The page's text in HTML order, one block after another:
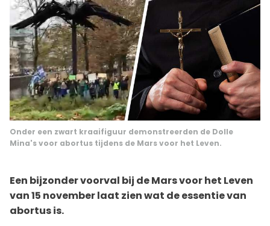
Onder een zwart kraaifiguur demonstreerden de Dolle
Mina's voor abortus tijdens de Mars voor het Leven.
Een bijzonder voorval bij de Mars voor het Leven
van 15 november laat zien wat de essentie van
abortus is.